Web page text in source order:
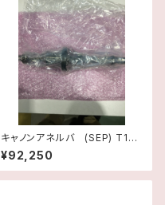
キャノンアネルバ (SEP) T1ア
ーム上下用ボールねじ
¥92,250